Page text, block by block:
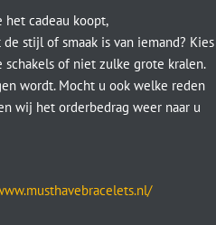
het cadeau koopt,
stijl of smaak is van iemand? Kies
of niet zulke grote kralen.
wordt. Mocht u ook welke reden
wij het orderbedrag weer naar u